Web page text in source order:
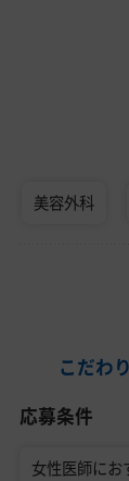
美容外科
こだわ
応募条件
女性医師にお